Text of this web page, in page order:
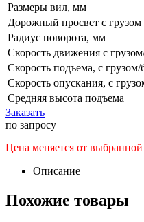
Размеры вил, мм
Дорожный просвет с
Радиус поворота, мм
Скорость движения с
Скорость подъема, с грузом/
Скорость опускания, с
Средняя высота подъема
Заказать
по запросу
Цена меняется от
Описание
Похожие товары